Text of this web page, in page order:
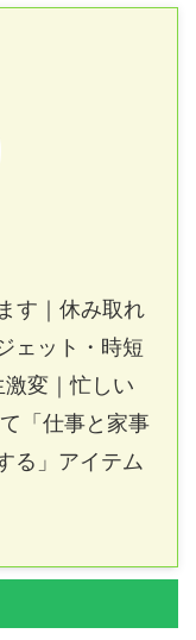
す｜休み取れ
ェット・時短
変｜忙しい
「仕事と家事
る」アイテム